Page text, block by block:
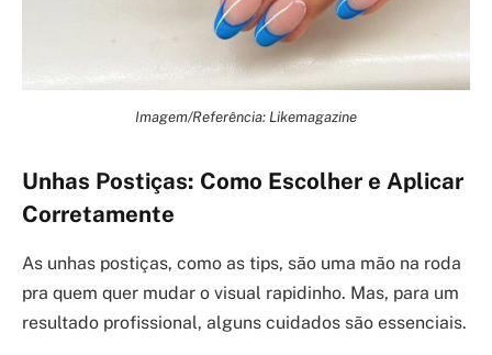
Imagem/Referência: Likemagazine
Unhas Postiças: Como Escolher e Aplicar
Corretamente
As unhas postiças, como as tips, são uma mão na roda
pra quem quer mudar o visual rapidinho. Mas, para um
resultado profissional, alguns cuidados são essenciais.